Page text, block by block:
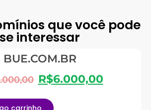
que você pode
se interessar
BUE.COM.BR
R$6.000,00